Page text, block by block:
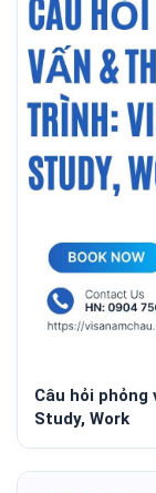
Câu hỏi
Study, Work